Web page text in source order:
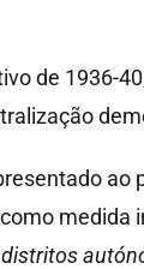
de 1936-
medida